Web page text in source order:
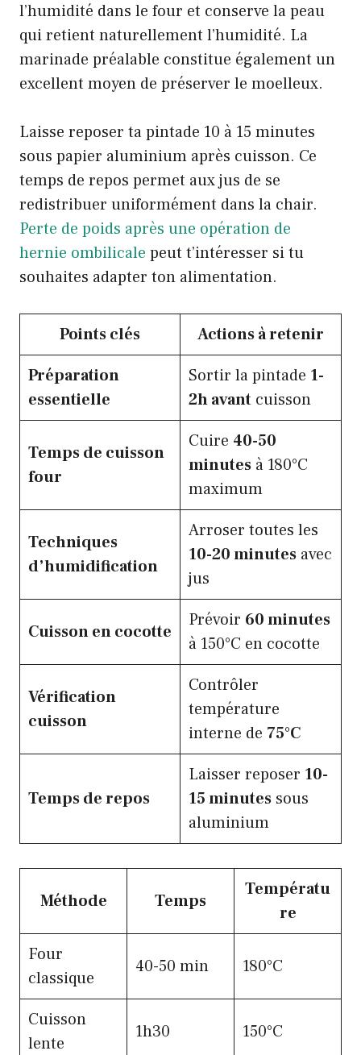
l’humidité dans le four et conserve la peau
qui retient naturellement l’humidité. La
marinade préalable constitue également un
excellent moyen de préserver le moelleux.
Laisse reposer ta pintade 10 à 15 minutes
sous papier aluminium après cuisson. Ce
temps de repos permet aux jus de se
redistribuer uniformément dans la chair.
Perte de poids après une opération de
hernie ombilicale peut t’intéresser si tu
souhaites adapter ton alimentation.
Points clés
Actions à retenir
Préparation
essentielle
Sortir la pintade 1-
2h avant cuisson
Temps de cuisson
four
Cuire 40-50
minutes à 180°C
maximum
Techniques
d’humidification
Arroser toutes les
10-20 minutes avec
jus
Cuisson en cocotte
Prévoir 60 minutes
à 150°C en cocotte
Vérification
cuisson
Contrôler
température
interne de 75°C
Temps de repos
Laisser reposer 10-
15 minutes sous
aluminium
Méthode Temps
Températu
re
Four
classique
40-50 min 180°C
Cuisson
lente
1h30 150°C